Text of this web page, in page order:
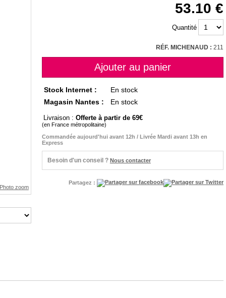
53.10
Quantité
RÉF. MICHENAUD : 211
Stock Internet :
En stock
Magasin Nantes :
En stock
Livraison : Offerte à partir de 69
(en France métropolitaine)
Commandée aujourd'hui avant 12h / Livrée Mardi avant 13h en
Express
Besoin d'un conseil ? Nous contacter
Partagez :